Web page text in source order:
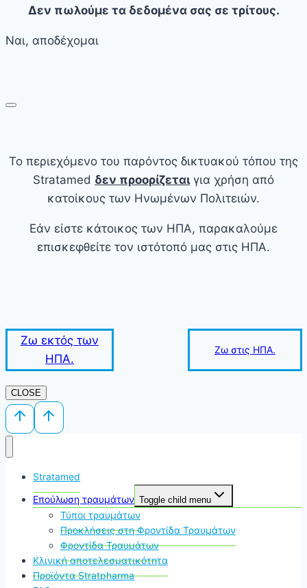
Δεν πωλούμε τα δεδομένα σας σε τρίτους.
Ναι, αποδέχομαι
Το περιεχόμενο του παρόντος δικτυακού τόπου της
Stratamed δεν προορίζεταιγια χρήση από
κατοίκους των Ηνωμένων Πολιτειών.
Εάν είστε κάτοικος των ΗΠΑ, παρακαλούμε
επισκεφθείτε τον ιστότοπό μας στις ΗΠΑ.
Ζω εκτός των
ΗΠΑ.
Ζω στις ΗΠΑ.
CLOSE
Stratamed
Επούλωση τραυμάτων Toggle child menu
Τύποι τραυμάτων
Προκλήσεις στη Φροντίδα Τραυμάτων
Φροντίδα Τραυμάτων
Κλινική αποτελεσματικότητα
Προϊόντα Stratpharma